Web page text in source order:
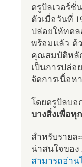
ดรูปัลเวอร์ชั่
ตัวเมื่อวันที่
ปล่อยให้ทด
พร้อมแล้ว ด้
คุณสมบัติหลั
เป็นการปล่อ
จัดการเนื้อ
โดยดรูปัลบอ
บางสิ่งเพื่อ
สำหรับรายล
น่าสนใจของ
สามารถอ่า